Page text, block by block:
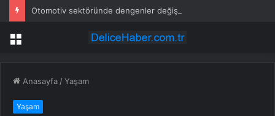
Menü
Anasayfa /Yaşam
Yaşam